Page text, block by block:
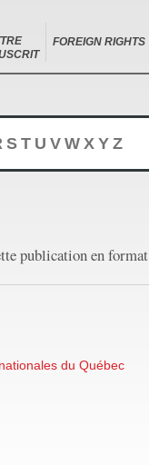
FOREIGN RIGHTS
S T U V W X Y Z
publication en format
du Québec